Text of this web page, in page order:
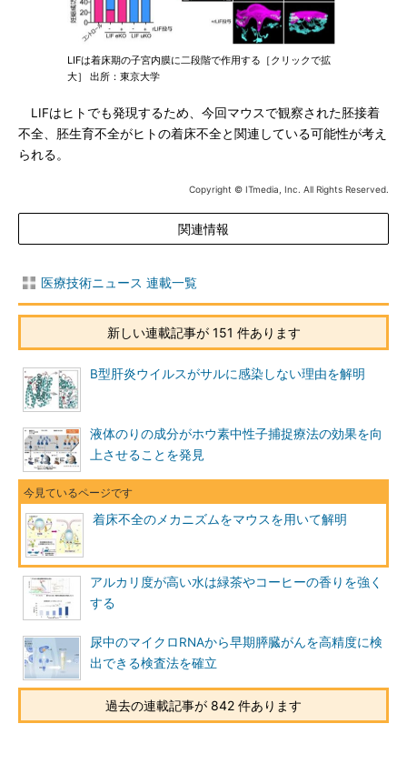
LIFは着床期の子宮内膜に二段階で作用する［クリックで拡
大］ 出所：東京大学
LIFはヒトでも発現するため、今回マウスで観察された胚接着
不全、胚生育不全がヒトの着床不全と関連している可能性が考え
られる。
Copyright © ITmedia, Inc. All Rights Reserved.
関連情報
医療技術ニュース 連載一覧
新しい連載記事が 151 件あります
B型肝炎ウイルスがサルに感染しない理由を解明
液体のりの成分がホウ素中性子捕捉療法の効果を向
上させることを発見
着床不全のメカニズムをマウスを用いて解明
アルカリ度が高い水は緑茶やコーヒーの香りを強く
する
尿中のマイクロRNAから早期膵臓がんを高精度に検
出できる検査法を確立
過去の連載記事が 842 件あります